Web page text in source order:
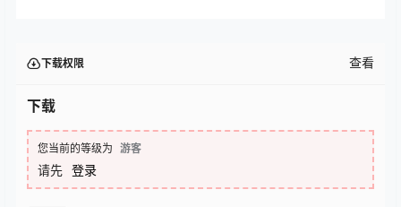
下载权限 查看
下载
您当前的等级为 游客
请先 登录